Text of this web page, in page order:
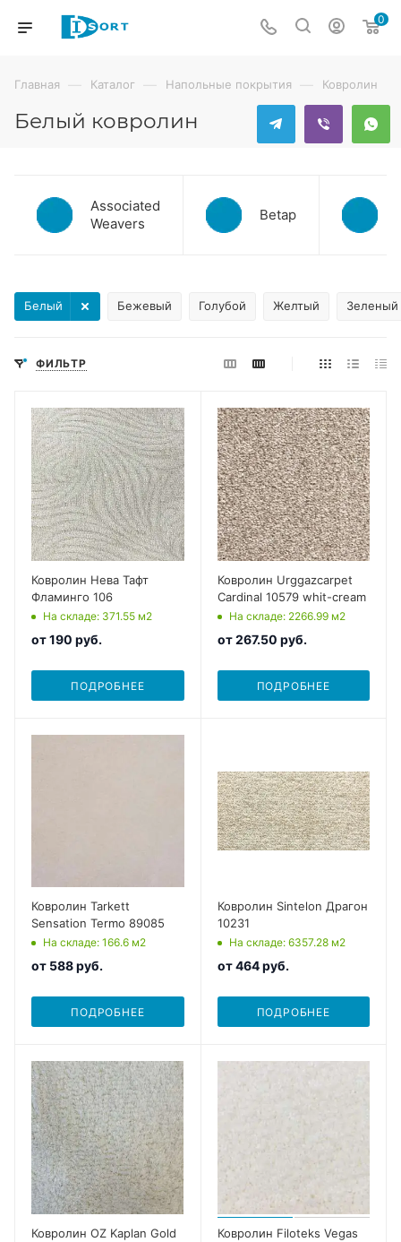
0
Главная — Каталог — Напольные покрытия — Ковролин
Белый ковролин
Associated
Weavers
Betap
Бежевый
Белый Голубой Желтый Зеленый
ФИЛЬТР
Ковролин Нева Тафт
Фламинго 106
На складе: 371.55 м2
от190 руб.
ПОДРОБНЕЕ
Ковролин Urggazcarpet
Cardinal 10579 whit-cream
На складе: 2266.99 м2
от267.50 руб.
ПОДРОБНЕЕ
Ковролин Tarkett
Sensation Termo 89085
На складе: 166.6 м2
от 588 руб.
ПОДРОБНЕЕ
Ковролин Sintelon Драгон
10231
На складе: 6357.28 м2
от464 руб.
ПОДРОБНЕЕ
Ковролин OZ Kaplan Gold
Ковролин Filoteks Vegas